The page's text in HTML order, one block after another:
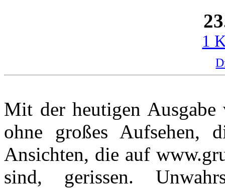
1
Mit der heutigen
ohne großes Aufsehen,
Ansichten, die auf
sind, gerissen.